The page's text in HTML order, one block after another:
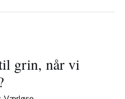
grin, når vi